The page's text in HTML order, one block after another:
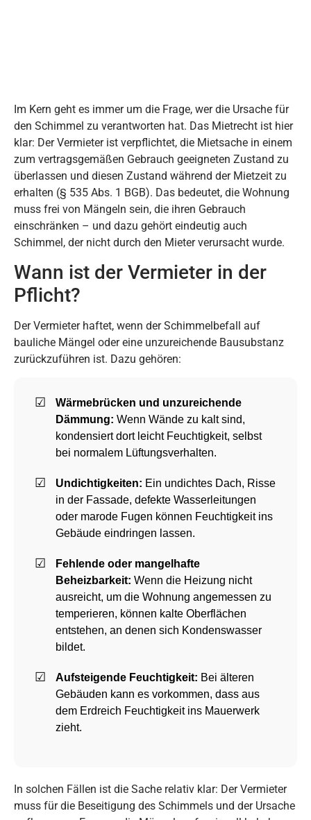
Im Kern geht es immer um die Frage, wer die Ursache für
den Schimmel zu verantworten hat. Das Mietrecht ist hier
klar: Der Vermieter ist verpflichtet, die Mietsache in einem
zum vertragsgemäßen Gebrauch geeigneten Zustand zu
überlassen und diesen Zustand während der Mietzeit zu
erhalten (§ 535 Abs. 1 BGB). Das bedeutet, die Wohnung
muss frei von Mängeln sein, die ihren Gebrauch
einschränken – und dazu gehört eindeutig auch
Schimmel, der nicht durch den Mieter verursacht wurde.
Wann ist der Vermieter in der
Pflicht?
Der Vermieter haftet, wenn der Schimmelbefall auf
bauliche Mängel oder eine unzureichende Bausubstanz
zurückzuführen ist. Dazu gehören:
Wärmebrücken und unzureichende
Dämmung: Wenn Wände zu kalt sind,
kondensiert dort leicht Feuchtigkeit, selbst
bei normalem Lüftungsverhalten.
Undichtigkeiten: Ein undichtes Dach, Risse
in der Fassade, defekte Wasserleitungen
oder marode Fugen können Feuchtigkeit ins
Gebäude eindringen lassen.
Fehlende oder mangelhafte
Beheizbarkeit: Wenn die Heizung nicht
ausreicht, um die Wohnung angemessen zu
temperieren, können kalte Oberflächen
entstehen, an denen sich Kondenswasser
bildet.
Aufsteigende Feuchtigkeit: Bei älteren
Gebäuden kann es vorkommen, dass aus
dem Erdreich Feuchtigkeit ins Mauerwerk
zieht.
In solchen Fällen ist die Sache relativ klar: Der Vermieter
muss für die Beseitigung des Schimmels und der Ursache